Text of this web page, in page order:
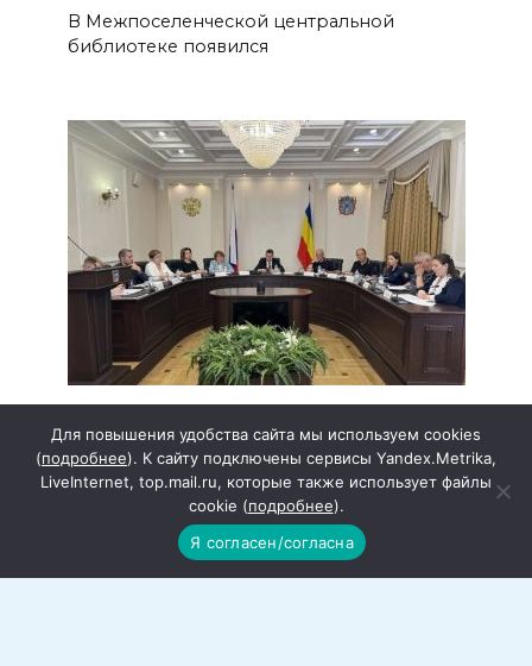
В Межпоселенческой центральной
библиотеке появился
уголовную ответственность за
поездки детей на мототехнике
Статистика — вещь упрямая. С одной
стороны, уровень
Для повышения удобства сайта мы используем cookies
(подробнее). К сайту подключены сервисы Yandex.Metrika,
LiveInternet, top.mail.ru, которые также использует файлы
cookie (подробнее).
Я согласен/согласна